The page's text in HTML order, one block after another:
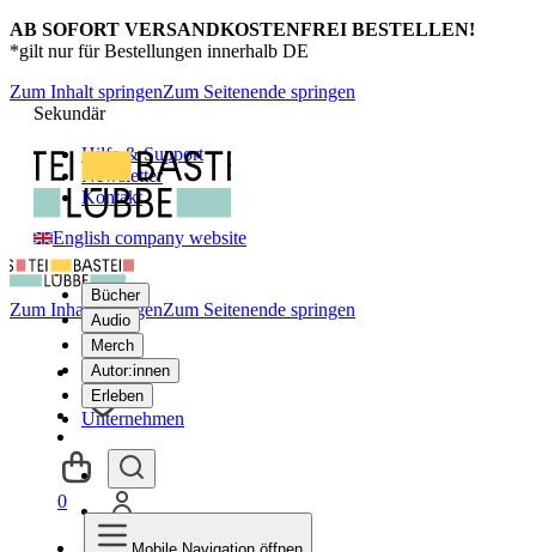
AB SOFORT VERSANDKOSTENFREI BESTELLEN!
*gilt nur für Bestellungen innerhalb DE
Zum Inhalt springenZum Seitenende springen
Sekundär
Hilfe & Support
Newsletter
Kontakt
English company website
Bücher
Audio
Merch
Autor:innen
Erleben
Unternehmen
Zum Inhalt springenZum Seitenende springen
0